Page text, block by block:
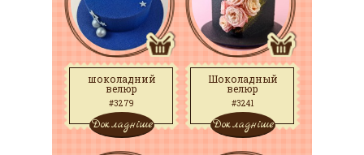
шоколадний
велюр
#3279
Докладніше
Шоколадный
велюр
#3241
Докладніше